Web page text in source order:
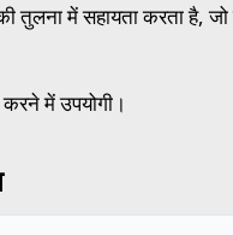
की तुलना में सहायता करता है,
करने में उपयोगी।